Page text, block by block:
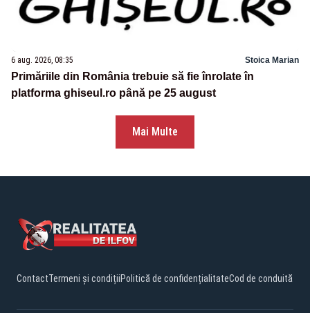
6 aug. 2026, 08:35 Stoica Marian
Primăriile din România trebuie să fie înrolate în
platforma ghiseul.ro până pe 25 august
Mai Multe
ContactTermeni și condițiiPolitică de confidențialitateCod de conduită